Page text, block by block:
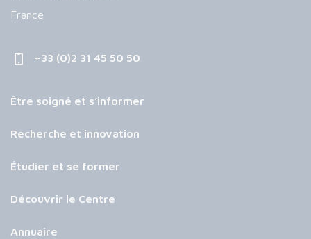
France
+33 (0)2 31 45 50 50
Être soigné et s’informer
Recherche et innovation
Étudier et se former
Découvrir le Centre
Annuaire